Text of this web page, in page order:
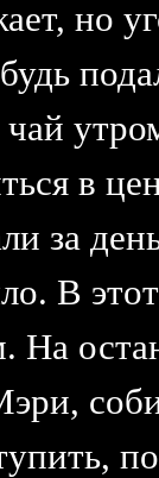
но
чай
в
за
В
На